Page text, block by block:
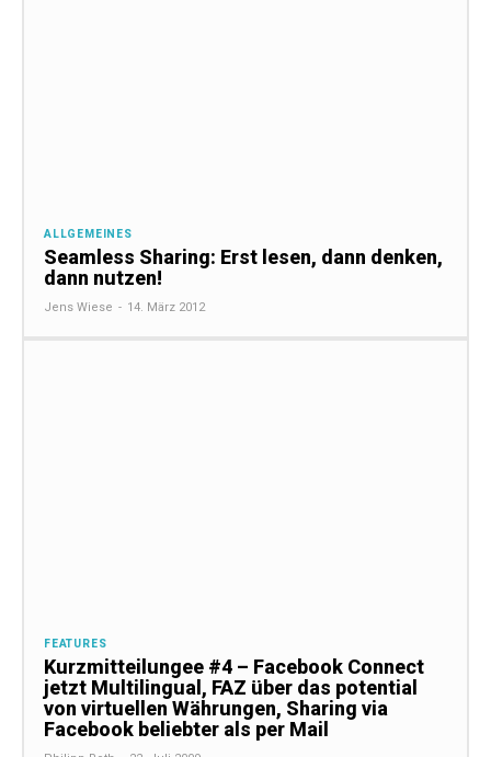
ALLGEMEINES
Seamless Sharing: Erst lesen, dann denken,
dann nutzen!
Jens Wiese - 14. März 2012
FEATURES
Kurzmitteilungee #4 – Facebook Connect
jetzt Multilingual, FAZ über das potential
von virtuellen Währungen, Sharing via
Facebook beliebter als per Mail